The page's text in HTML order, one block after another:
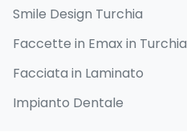
Smile Design Turchia
Faccette in Emax in Turchia
Facciata in Laminato
Impianto Dentale